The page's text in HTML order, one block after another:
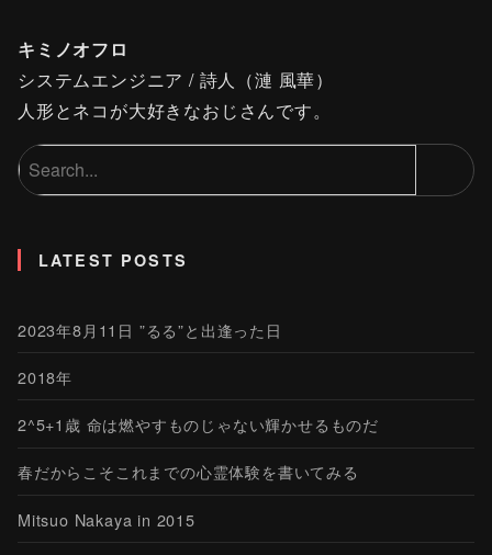
キミノオフロ
システムエンジニア / 詩人（漣 風華）
人形とネコが大好きなおじさんです。
LATEST POSTS
2023年8月11日 ”るる”と出逢った日
2018年
2^5+1歳 命は燃やすものじゃない輝かせるものだ
春だからこそこれまでの心霊体験を書いてみる
Mitsuo Nakaya in 2015